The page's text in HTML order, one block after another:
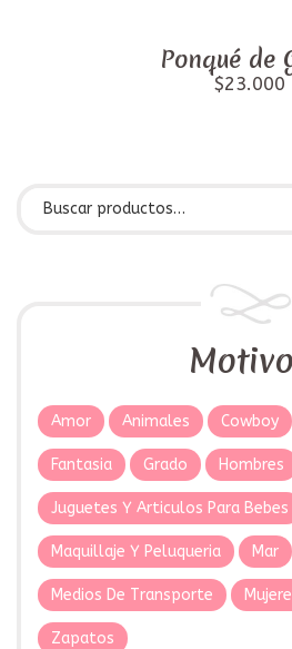
Ponqué de
$23.000
Amor Animales Cowboy
Fantasia Grado Hombres
Juguetes Y Articulos Para Bebes
Maquillaje Y Peluqueria Mar
Medios De Transporte
Zapatos